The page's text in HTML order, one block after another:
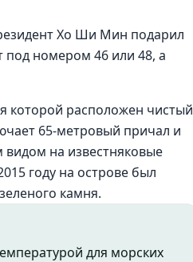
Хо Ши Мин подарил
под номером 46 или 48, а
которой расположен чистый
65-метровый причал и
на известняковые
году на острове был
камня.
для морских